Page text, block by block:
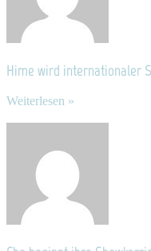
Hime wird internationaler
Weiterlesen »